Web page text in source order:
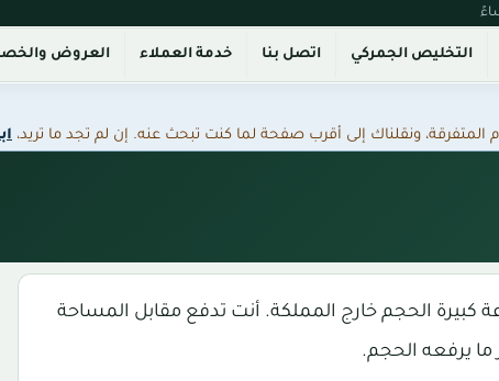
التخليص الجمركي اتصل بنا خدمة العملاء العروض
ونقلناك إلى أقرب صفحة لما كنت تبحث عنه. إن لم تجد ما تريد،
كبيرة الحجم خارج المملكة. أنت تدفع مقابل المساحة
ما يرفعه الحجم.